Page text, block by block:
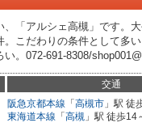
、「アルシェ高槻」です。
。こだわりの条件として多
。072-691-8308/
交通
阪急京都本線 「 高槻市 」駅 徒
東海道本線 「 高槻 」駅 徒歩14